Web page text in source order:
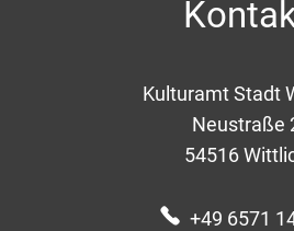
Kulturamt Stadt
Neustraße
54516
+49 6571